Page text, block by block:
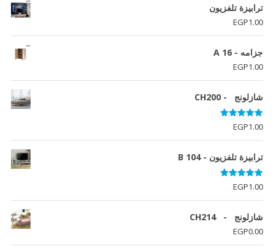
ترابيزة تلفزيون
EGP1.00
جزامه - A 16
EGP1.00
شازلونج - CH200
تم التقييم
5.00
من 5
EGP1.00
ترابيزة تلفزيون - B 104
تم التقييم
5.00
من 5
EGP1.00
شازلونج - CH214
EGP0.00